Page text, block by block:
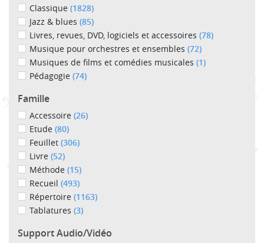
Classique (1828)
Jazz & blues (85)
Livres, revues, DVD, logiciels et accessoires (78)
Musique pour orchestres et ensembles (72)
Musiques de films et comédies musicales (1)
Pédagogie (74)
Famille
Accessoire (26)
Etude (80)
Feuillet (306)
Livre (52)
Méthode (15)
Recueil (493)
Répertoire (1163)
Tablatures (3)
Support Audio/Vidéo